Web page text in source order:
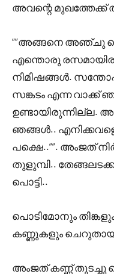
അവന്റെ മുഖത്തേക്ക്
“”അങ്ങനെ അഞ്ചു
എന്തൊരു
നിമിഷങ്ങൾ.
സങ്കടം എന്ന വാക്ക്
ഉണ്ടായിരുന്നില്ല.
ഞങ്ങൾ..
പക്ഷെ..””. അംജത്
തുളുമ്പി..
പൊട്ടി..
പൊടിമോനും തിങ്കളും
കണ്ണുകളും
അംജത് കണ്ണ് തുടച്ചു